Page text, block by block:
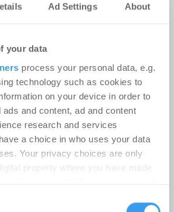
Ad Settings About
your data
process your personal data, e.g.
technology such as cookies to
on your device in order to
and content, ad and content
research and services
a choice in who uses your data
Your privacy choices are only
property where you have made
wird Kita: aktives
in der Macherei
Pflege | Projekte -24.07.2026
Träger hippo campus eröffnet
Quartiers. ACCUMULATA denkt
vom Alltag der ...